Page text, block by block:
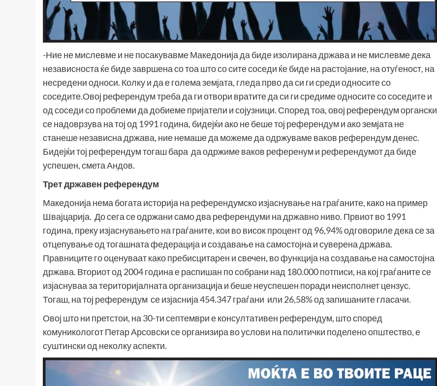
-Ние не мислевме и не посакувавме Македонија да биде изолирана држава и не мислевме дека
независноста ќе биде завршена со тоа што со сите соседи ќе биде на растојание, на отуѓеност, на
несредени односи. Колку и да е голема земјата, гледа прво да си ги среди односите со
соседите.Овој референдум треба да ги отвори вратите да си ги средиме односите со соседите и
од соседи со проблеми да добиеме пријатели и сојузници. Според тоа, овој референдум органски
се надоврзува на тој од 1991 година, бидејќи ако не беше тој референдум и ако земјата не
станеше независна држава, ние немаше да можеме да одржуваме ваков референдум денес.
Бидејќи тој референдум тогаш бара да одржиме ваков референум и референдумот да биде
успешен, смета Андов.
Трет државен референдум
Македонија нема богата историја на референдумско изјаснување на граѓаните, како на пример
Швајцарија. До сега се одржани само два референдуми на државно ниво. Првиот во 1991
година, преку изјаснувањето на граѓаните, кои во висок процент од 96,94% одговориле дека се за
отцепување од тогашната федерација и создавање на самостојна и суверена држава.
Правниците го оценуваат како пребисцитарен и свечен, во функција на создавање на самостојна
држава. Вториот од 2004 година е распишан по собрани над 180.000 потписи, на кој граѓаните се
изјаснуваа за територијалната организација и беше неуспешен поради неисполнет цензус.
Тогаш, на тој референдум се изјаснија 454.347 граѓани или 26,58% од запишаните гласачи.
Овој што ни претстои, на 30-ти септември е консултативен референдум, што според
комуникологот Петар Арсовски се организира во услови на политички поделено општество, е
суштински од неколку аспекти.